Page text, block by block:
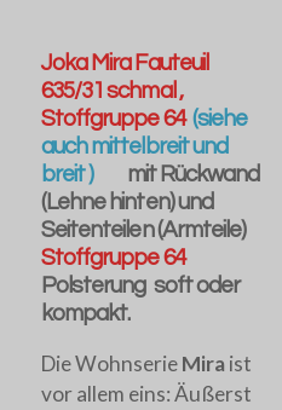
Joka Mira Fauteuil
635/31 schmal ,
Stoffgruppe 64 (siehe
auch mittelbreit und
breit ) mit Rückwand
(Lehne hinten) und
Seitenteilen (Armteile)
Stoffgruppe 64
Polsterung soft oder
kompakt.
Die WohnserieMiraist
vor allem eins: Äußerst